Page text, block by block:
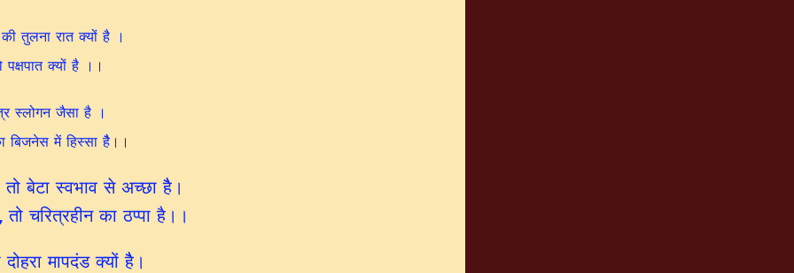
तुलना रात क्यों है ।
पक्षपात क्यों है ।।
स्लोगन जैसा है ।
बिजनेस में हिस्सा हैै।।
बेटा स्वभाव से अच्छा हैै।
चरित्रहीन का ठप्पा है।।
मापदंड क्यों हैै।